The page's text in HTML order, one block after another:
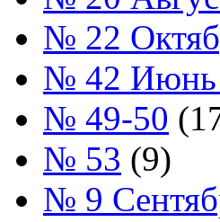
№ 22
№ 42 Июнь
№ 49-50
№ 53 (9)
№ 9